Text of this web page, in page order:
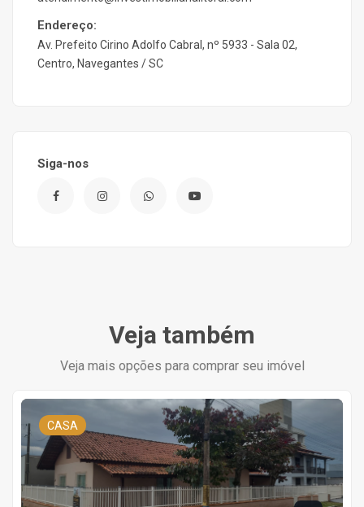
Endereço:
Av. Prefeito Cirino Adolfo Cabral, nº 5933 - Sala 02,
Centro, Navegantes / SC
Siga-nos
Veja também
Veja mais opções para comprar seu imóvel
CASA